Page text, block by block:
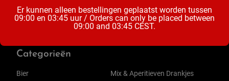
Categorieën
Bier
Mix & Aperitieven Drankjes
Er kunnen alleen bestellingen geplaatst worden tussen
09:00 en 03:45 uur / Orders can only be placed between
09:00 and 03:45 CEST.